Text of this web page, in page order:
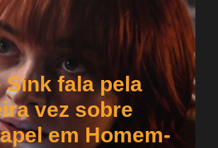
Sink fala pela
vez sobre
em Homem-